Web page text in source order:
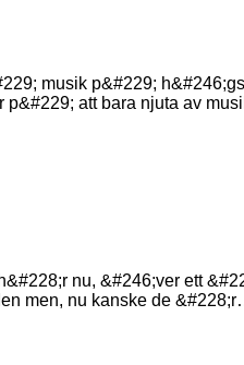
musik p&#229;
p&#229; att bara njuta av
nu, &#246;ver ett
men, nu kanske de